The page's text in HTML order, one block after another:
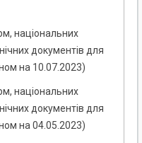
національних
документів для
на 10.07.2023)
національних
документів для
на 04.05.2023)